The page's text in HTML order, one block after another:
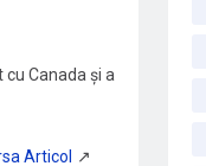
Canada și a